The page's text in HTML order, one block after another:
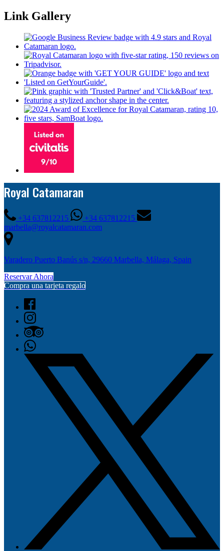
Link Gallery
Royal Catamaran
+34 637812215
+34 637812215
marbella@royalcatamaran.com
Varadero Puerto Banús s/n, 29660 Marbella, Málaga, Spain
Reservar Ahora
Compra una tarjeta regalo